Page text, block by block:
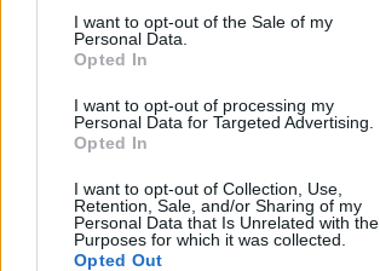
consent section.
I want to opt-out of the Sale of my
Personal Data.
Opted In
I want to opt-out of processing my
Personal Data for Targeted Advertising.
Opted In
I want to opt-out of Collection, Use,
Retention, Sale, and/or Sharing of my
Personal Data that Is Unrelated with the
Purposes for which it was collected.
Opted Out
Υποβολή σχολίου